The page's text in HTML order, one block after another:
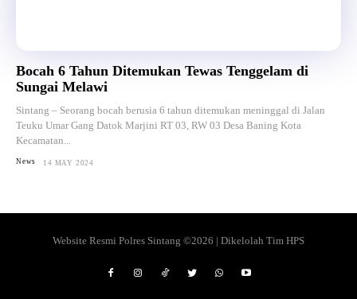
Bocah 6 Tahun Ditemukan Tewas Tenggelam di
Sungai Melawi
Sintang – Seorang bocah berusia 6 tahun ditemukan meninggal di Jalan
Teuku Umar Gang Datok Marjini RT 03, RW 03 Desa Baning Kota
Kecamatan...
News 14 MAY 2024
Website Resmi Polres Sintang ©2026 | Dikelolah Tim HPS